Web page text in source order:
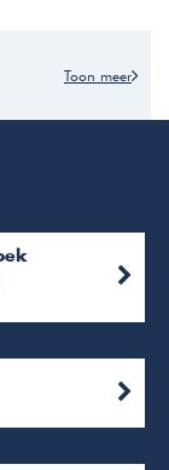
Toon meer